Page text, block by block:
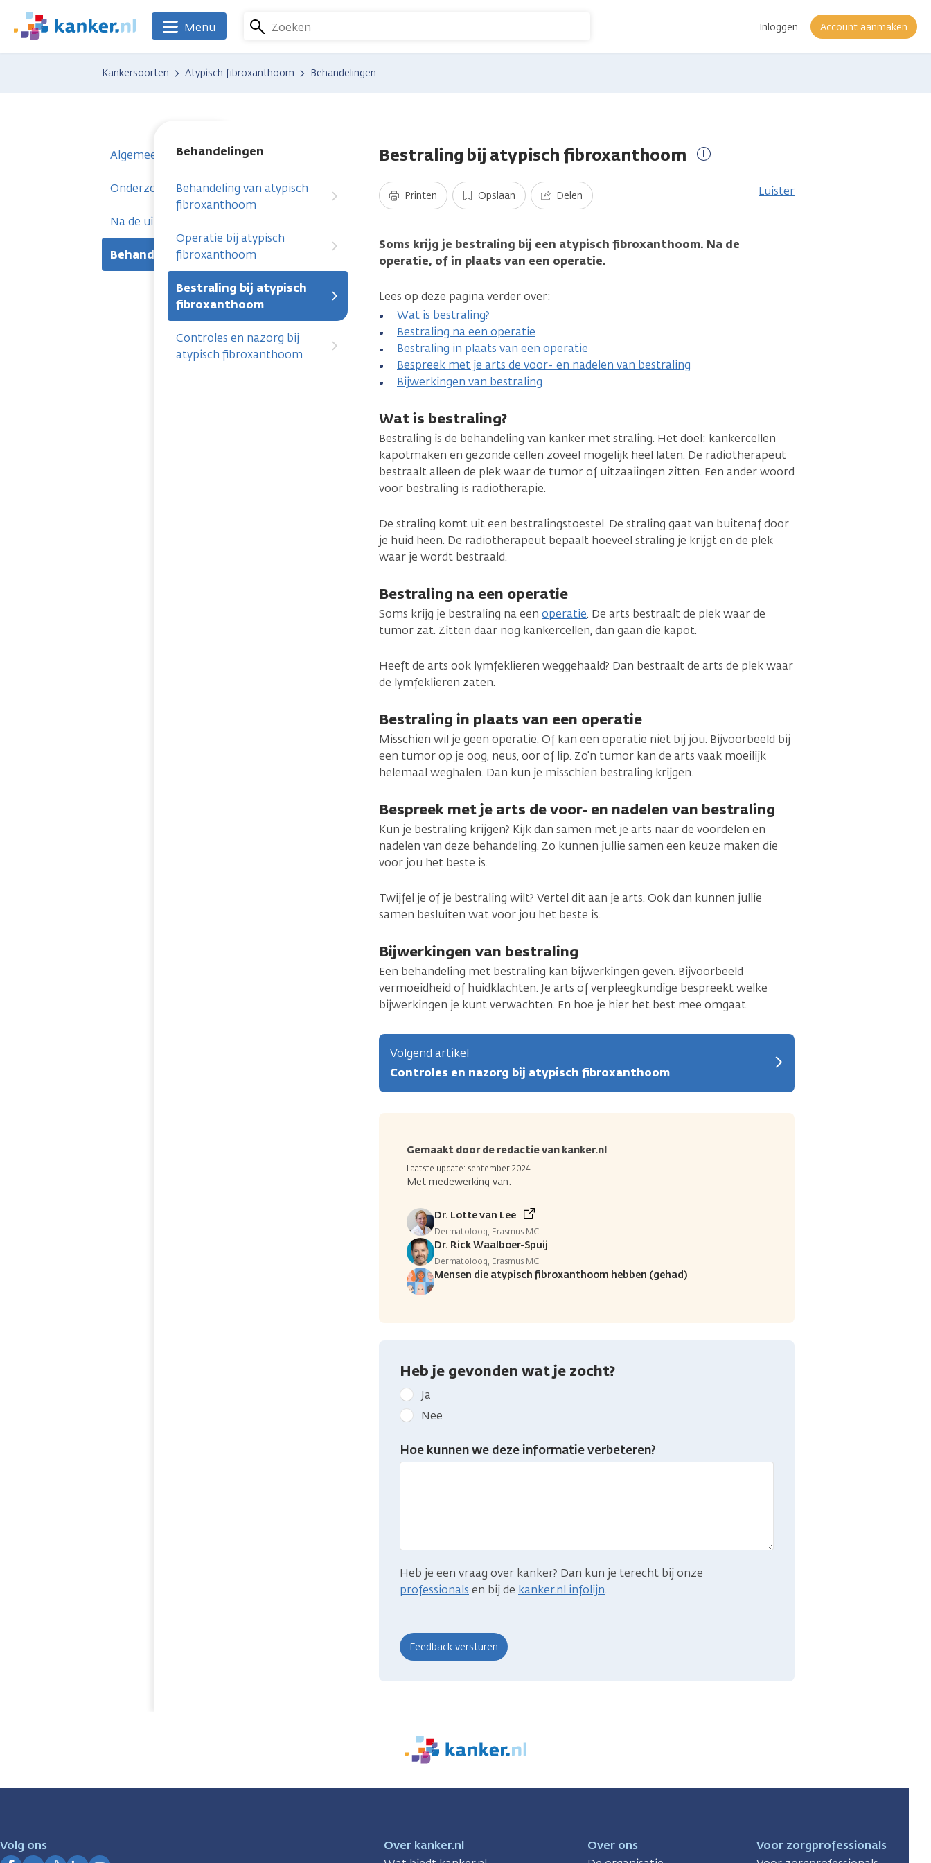
naar
We
zijn
Zoeken Inloggen Account aanmaken
Menu
Kankersoorten Atypisch fibroxanthoom Behandelingen
Algemeen
Onderzoeken
Na de uitslag
Behandelingen
Behandelingen
Behandeling van atypisch
fibroxanthoom
Operatie bij atypisch
fibroxanthoom
Bestraling bij atypisch
fibroxanthoom
Controles en nazorg bij
atypisch fibroxanthoom
Bestraling bij atypisch fibroxanthoom
informatie
Printen Opslaan Delen Luister
Soms krijg je bestraling bij een atypisch fibroxanthoom. Na de
operatie, of in plaats van een operatie.
Lees op deze pagina verder over:
Wat is bestraling?
Bestraling na een operatie
Bestraling in plaats van een operatie
Bespreek met je arts de voor- en nadelen van bestraling
Bijwerkingen van bestraling
Wat is bestraling?
Bestraling is de behandeling van kanker met straling. Het doel: kankercellen
kapotmaken en gezonde cellen zoveel mogelijk heel laten. De radiotherapeut
bestraalt alleen de plek waar de tumor of uitzaaiingen zitten. Een ander woord
voor bestraling is radiotherapie.
De straling komt uit een bestralingstoestel. De straling gaat van buitenaf door
je huid heen. De radiotherapeut bepaalt hoeveel straling je krijgt en de plek
waar je wordt bestraald.
Bestraling na een operatie
Soms krijg je bestraling na een operatie. De arts bestraalt de plek waar de
tumor zat. Zitten daar nog kankercellen, dan gaan die kapot.
Heeft de arts ook lymfeklieren weggehaald? Dan bestraalt de arts de plek waar
de lymfeklieren zaten.
Bestraling in plaats van een operatie
Misschien wil je geen operatie. Of kan een operatie niet bij jou. Bijvoorbeeld bij
een tumor op je oog, neus, oor of lip. Zo’n tumor kan de arts vaak moeilijk
helemaal weghalen. Dan kun je misschien bestraling krijgen.
Bespreek met je arts de voor- en nadelen van bestraling
Kun je bestraling krijgen? Kijk dan samen met je arts naar de voordelen en
nadelen van deze behandeling. Zo kunnen jullie samen een keuze maken die
voor jou het beste is.
Twijfel je of je bestraling wilt? Vertel dit aan je arts. Ook dan kunnen jullie
samen besluiten wat voor jou het beste is.
Bijwerkingen van bestraling
Een behandeling met bestraling kan bijwerkingen geven. Bijvoorbeeld
vermoeidheid of huidklachten. Je arts of verpleegkundige bespreekt welke
bijwerkingen je kunt verwachten. En hoe je hier het best mee omgaat.
Volgend artikel
Controles en nazorg bij atypisch fibroxanthoom
Gemaakt door de redactie van kanker.nl
Laatste update: september 2024
Met medewerking van:
Dr. Lotte van Lee
Dermatoloog, Erasmus MC
Dr. Rick Waalboer-Spuij
Dermatoloog, Erasmus MC
Mensen die atypisch fibroxanthoom hebben (gehad)
Heb je gevonden wat je zocht?
Geef
kanker.nl
feedback:
Heb
je
Ja
Nee
Hoe kunnen we deze informatie verbeteren?
Heb je een vraag over kanker? Dan kun je terecht bij onze
professionals en bij de kanker.nl infolijn.
We
er
Volg ons
Over kanker.nl
Over ons
Voor zorgprofessionals